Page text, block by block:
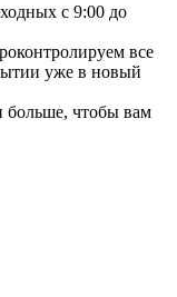
с 9:00 до
все
уже в новый
больше, чтобы вам